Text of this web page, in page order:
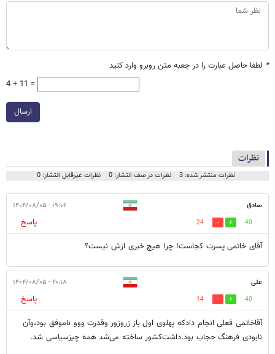
* لطفا حاصل عبارت را در جعبه متن روبرو وارد کنید
4 + 11 =
ارسال
نظرات
نظرات منتشر شده: 3 نظرات در صف انتشار: 0 نظرات غیرقابل انتشار: 0
صادق ۱۹:۰۶ - ۱۴۰۴/۰۸/۰۵
40
24
پاسخ
آقای خاتمی پسرت کجاست! چرا هیچ خبری ازش نیست؟
علی ۲۰:۱۸ - ۱۴۰۴/۰۸/۰۵
40
14
پاسخ
آقاخاتمی فعلی انجام دادکه پهلوی اول باز زروزور وقدرت ووو ناموفق بود،وآن
نابودی فرهنگ حجاب بود.داشت‌کشور ساخته می‌شد همه چیزسیاسی شد.